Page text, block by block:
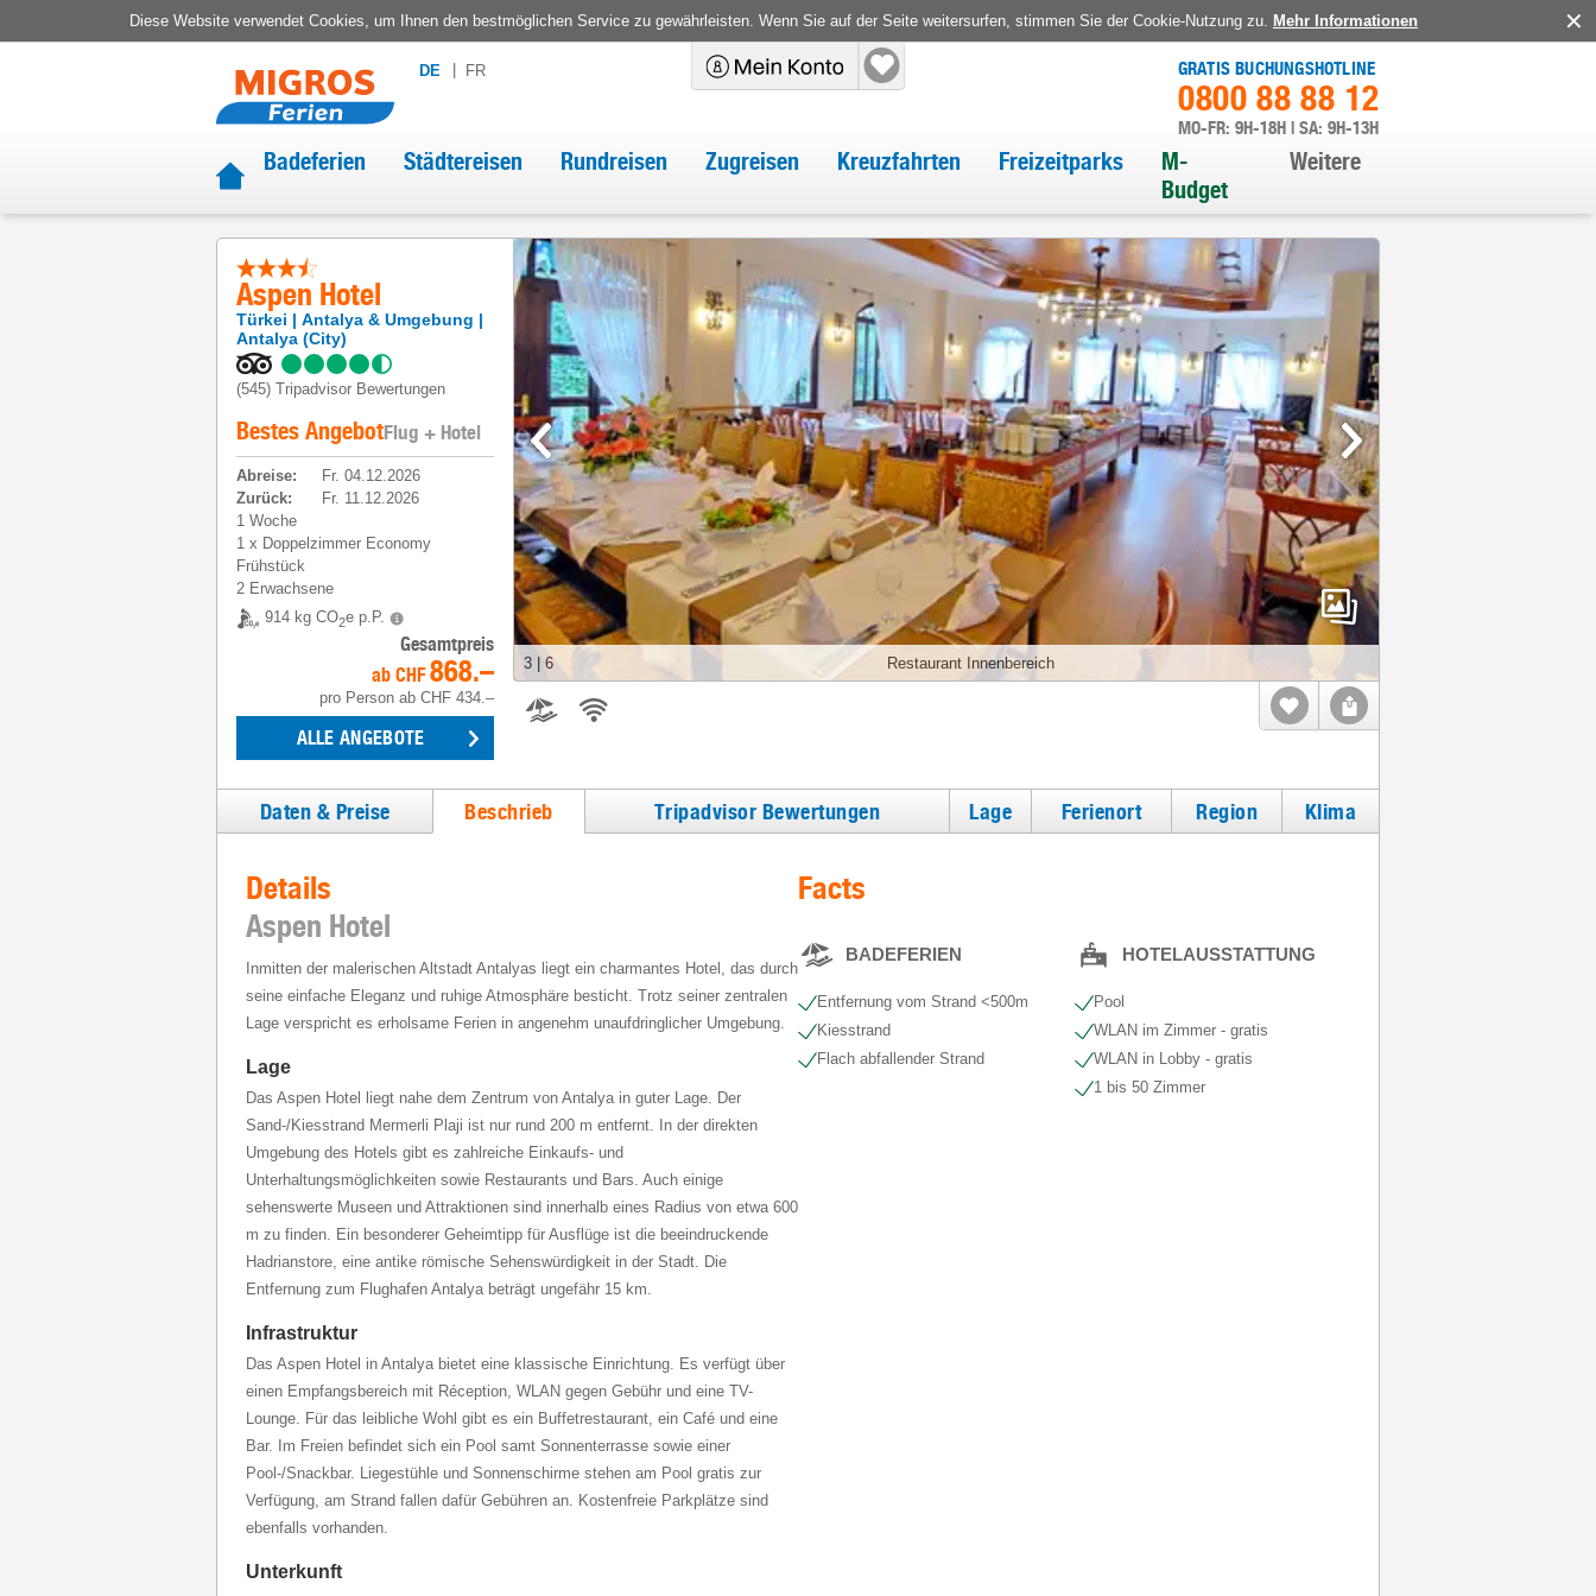
Diese Website verwendet Cookies, um Ihnen den bestmöglichen Service zu gewährleisten. Wenn Sie auf der Seite weitersurfen, stimmen Sie der Cookie-Nutzung zu. Mehr Informationen
DE FR GRATIS BUCHUNGSHOTLINE
0800 88 88 12
MO-FR: 9H-18H | SA: 9H-13H
Badeferien Städtereisen Rundreisen Zugreisen Kreuzfahrten Freizeitparks
M-
Budget
Weitere
Aspen Hotel
Türkei
Antalya & Umgebung
Antalya (City)
(545) Tripadvisor Bewertungen
Bestes AngebotFlug + Hotel
Abreise:
Fr. 04.12.2026
Zurück:
Fr. 11.12.2026
1 Woche
1 x Doppelzimmer Economy
Frühstück
2 Erwachsene
914 kg CO2e p.P.
Gesamtpreis
ab CHF 868.–
pro Person ab CHF 434.–
ALLE ANGEBOTE
Restaurant Innenbereich
3 6
Daten & Preise Beschrieb Tripadvisor Bewertungen Lage Ferienort Region Klima
Details
Aspen Hotel
Inmitten der malerischen Altstadt Antalyas liegt ein charmantes Hotel, das durch
seine einfache Eleganz und ruhige Atmosphäre besticht. Trotz seiner zentralen
Lage verspricht es erholsame Ferien in angenehm unaufdringlicher Umgebung.
Lage
Das Aspen Hotel liegt nahe dem Zentrum von Antalya in guter Lage. Der
Sand-/Kiesstrand Mermerli Plaji ist nur rund 200 m entfernt. In der direkten
Umgebung des Hotels gibt es zahlreiche Einkaufs- und
Unterhaltungsmöglichkeiten sowie Restaurants und Bars. Auch einige
sehenswerte Museen und Attraktionen sind innerhalb eines Radius von etwa 600
m zu finden. Ein besonderer Geheimtipp für Ausflüge ist die beeindruckende
Hadrianstore, eine antike römische Sehenswürdigkeit in der Stadt. Die
Entfernung zum Flughafen Antalya beträgt ungefähr 15 km.
Infrastruktur
Das Aspen Hotel in Antalya bietet eine klassische Einrichtung. Es verfügt über
einen Empfangsbereich mit Réception, WLAN gegen Gebühr und eine TV-
Lounge. Für das leibliche Wohl gibt es ein Buffetrestaurant, ein Café und eine
Bar. Im Freien befindet sich ein Pool samt Sonnenterrasse sowie einer
Pool-/Snackbar. Liegestühle und Sonnenschirme stehen am Pool gratis zur
Verfügung, am Strand fallen dafür Gebühren an. Kostenfreie Parkplätze sind
ebenfalls vorhanden.
Unterkunft
Facts
BADEFERIEN
Entfernung vom Strand <500m
Kiesstrand
Flach abfallender Strand
HOTELAUSSTATTUNG
Pool
WLAN im Zimmer - gratis
WLAN in Lobby - gratis
1 bis 50 Zimmer